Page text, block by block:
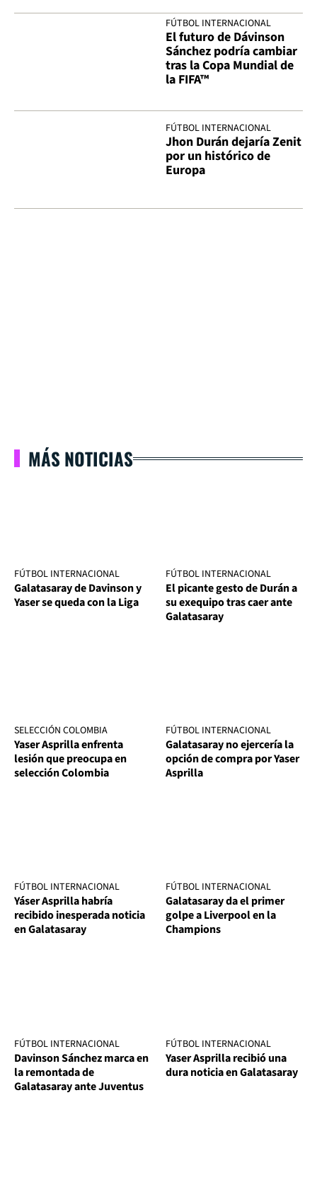
FÚTBOL INTERNACIONAL
El futuro de Dávinson
Sánchez podría cambiar
tras la Copa Mundial de
la FIFA™
FÚTBOL INTERNACIONAL
Jhon Durán dejaría Zenit
por un histórico de
Europa
MÁS NOTICIAS
FÚTBOL INTERNACIONAL
Galatasaray de Davinson y
Yaser se queda con la Liga
FÚTBOL INTERNACIONAL
El picante gesto de Durán a
su exequipo tras caer ante
Galatasaray
SELECCIÓN COLOMBIA
Yaser Asprilla enfrenta
lesión que preocupa en
selección Colombia
FÚTBOL INTERNACIONAL
Galatasaray no ejercería la
opción de compra por Yaser
Asprilla
FÚTBOL INTERNACIONAL
Yáser Asprilla habría
recibido inesperada noticia
en Galatasaray
FÚTBOL INTERNACIONAL
Galatasaray da el primer
golpe a Liverpool en la
Champions
FÚTBOL INTERNACIONAL
Davinson Sánchez marca en
la remontada de
Galatasaray ante Juventus
FÚTBOL INTERNACIONAL
Yaser Asprilla recibió una
dura noticia en Galatasaray